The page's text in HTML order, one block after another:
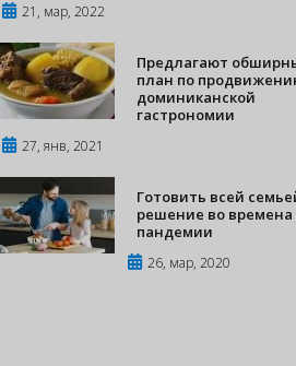
21, мар, 2022
Предлагают
план по
доминиканской
гастрономии
27, янв, 2021
Готовить всей
решение во времена
пандемии
26, мар, 2020